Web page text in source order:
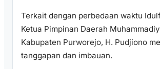
Terkait dengan perbedaan waktu
Ketua Pimpinan Daerah
Kabupaten Purworejo, H. Pudjiono
tanggapan dan imbauan.